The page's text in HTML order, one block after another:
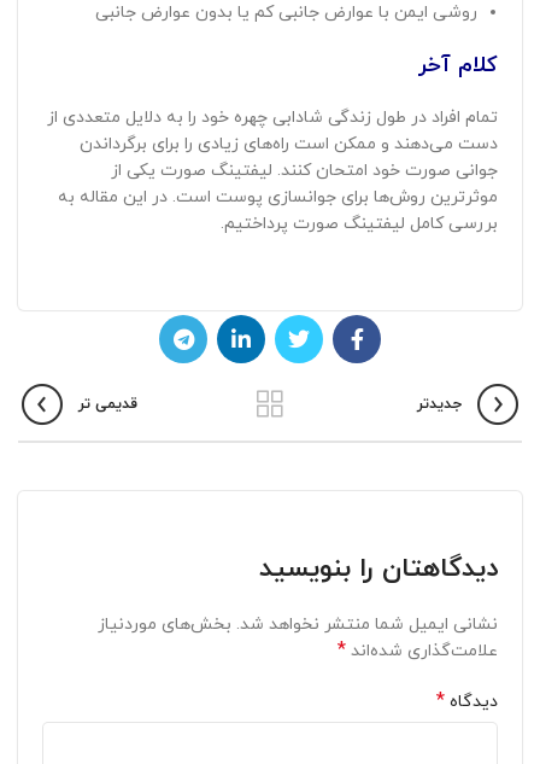
روشی ایمن با عوارض جانبی کم یا بدون عوارض جانبی
کلام آخر
تمام افراد در طول زندگی شادابی چهره خود را به دلایل متعددی از
دست می‌دهند و ممکن است راه‌های زیادی را برای برگرداندن
جوانی صورت خود امتحان کنند. لیفتینگ صورت یکی از
موثرترین روش‌ها برای جوانسازی پوست است. در این مقاله به
بررسی کامل لیفتینگ صورت پرداختیم.
جدیدتر قدیمی تر
دیدگاهتان را بنویسید
نشانی ایمیل شما منتشر نخواهد شد. بخش‌های موردنیاز
علامت‌گذاری شده‌اند *
دیدگاه *